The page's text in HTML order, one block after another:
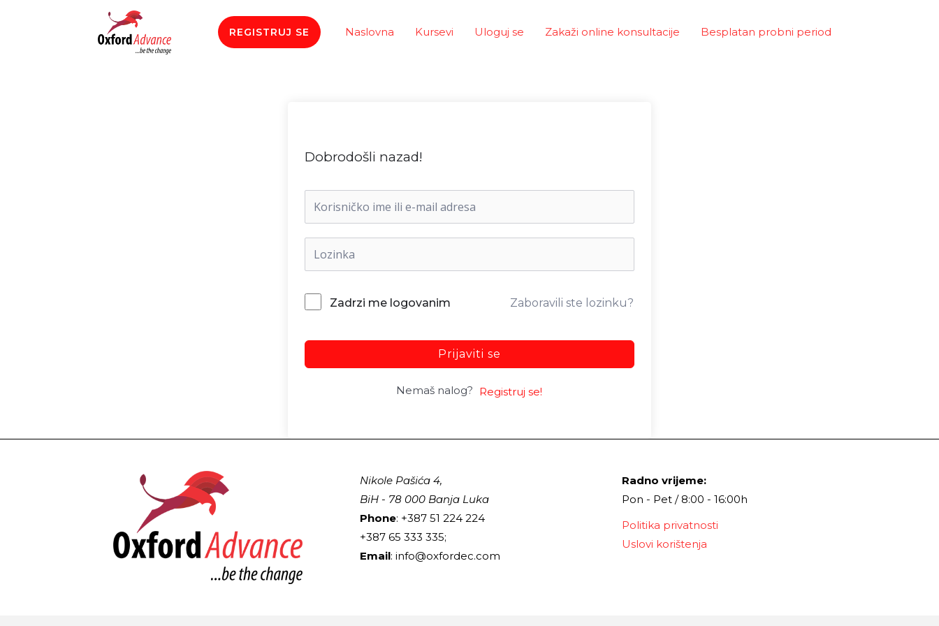
REGISTRUJ SE Naslovna Kursevi Uloguj se Zakaži online konsultacije Besplatan probni period
Dobrodošli nazad!
Zadrzi me logovanim Zaboravili ste lozinku?
Prijaviti se
Nemaš nalog? Registruj se!
Nikole Pašića 4,
BiH - 78 000 Banja Luka
Phone: +387 51 224 224
+387 65 333 335;
Email: info@oxfordec.com
Radno vrijeme:
Pon - Pet / 8:00 - 16:00h
Politika privatnosti
Uslovi korištenja